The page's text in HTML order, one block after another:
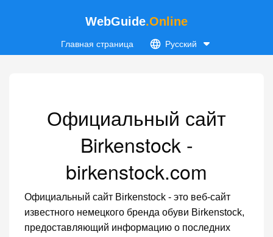
WebGuide.Online
Главная страница Русский
Официальный сайт
Birkenstock -
birkenstock.com
Официальный сайт Birkenstock - это веб-сайт
известного немецкого бренда обуви Birkenstock,
предоставляющий информацию о последних